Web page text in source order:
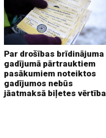
Par drošības brīdinājuma
gadījumā pārtrauktiem
pasākumiem noteiktos
gadījumos nebūs
jāatmaksā biļetes vērtība